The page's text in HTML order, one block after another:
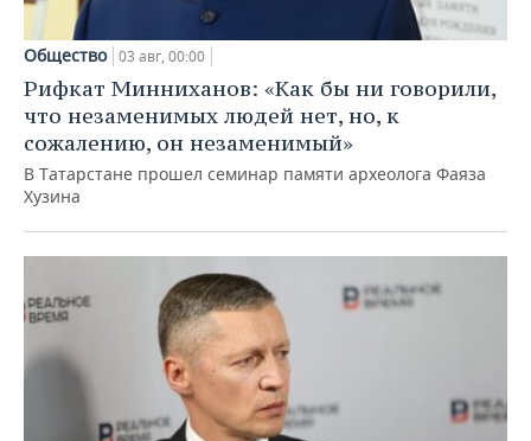
Общество 03 авг, 00:00
Рифкат Минниханов: «Как бы ни говорили,
что незаменимых людей нет, но, к
сожалению, он незаменимый»
В Татарстане прошел семинар памяти археолога Фаяза
Хузина